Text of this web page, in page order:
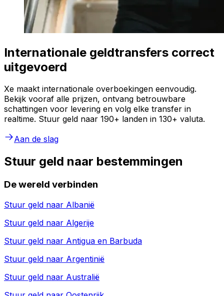
Internationale geldtransfers correct
uitgevoerd
Xe maakt internationale overboekingen eenvoudig.
Bekijk vooraf alle prijzen, ontvang betrouwbare
schattingen voor levering en volg elke transfer in
realtime. Stuur geld naar 190+ landen in 130+ valuta.
Aan de slag
Stuur geld naar bestemmingen
De wereld verbinden
Stuur geld naar Albanië
Stuur geld naar Algerije
Stuur geld naar Antigua en Barbuda
Stuur geld naar Argentinië
Stuur geld naar Australië